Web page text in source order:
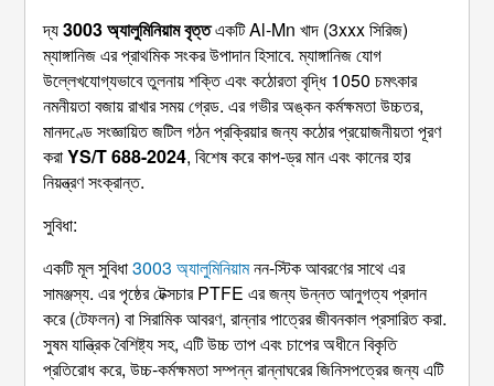
দ্য3003 অ্যালুমিনিয়াম বৃত্তএকটি Al-Mn খাদ (3xxx সিরিজ)
ম্যাঙ্গানিজ এর প্রাথমিক সংকর উপাদান হিসাবে. ম্যাঙ্গানিজ যোগ
উল্লেখযোগ্যভাবে তুলনায় শক্তি এবং কঠোরতা বৃদ্ধি 1050 চমৎকার
নমনীয়তা বজায় রাখার সময় গ্রেড. এর গভীর অঙ্কন কর্মক্ষমতা উচ্চতর,
মানদণ্ডে সংজ্ঞায়িত জটিল গঠন প্রক্রিয়ার জন্য কঠোর প্রয়োজনীয়তা পূরণ
করাYS/T 688-2024, বিশেষ করে কাপ-ড্র মান এবং কানের হার
নিয়ন্ত্রণ সংক্রান্ত.
সুবিধা:
একটি মূল সুবিধা3003 অ্যালুমিনিয়ামনন-স্টিক আবরণের সাথে এর
সামঞ্জস্য. এর পৃষ্ঠের টেক্সচার PTFE এর জন্য উন্নত আনুগত্য প্রদান
করে (টেফলন) বা সিরামিক আবরণ, রান্নার পাত্রের জীবনকাল প্রসারিত করা.
সুষম যান্ত্রিক বৈশিষ্ট্য সহ, এটি উচ্চ তাপ এবং চাপের অধীনে বিকৃতি
প্রতিরোধ করে, উচ্চ-কর্মক্ষমতা সম্পন্ন রান্নাঘরের জিনিসপত্রের জন্য এটি